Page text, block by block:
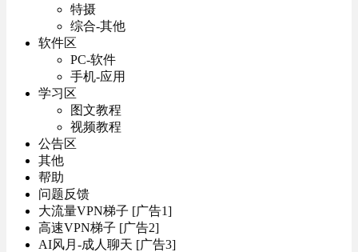
特摄
综合-其他
软件区
PC-软件
手机-应用
学习区
图文教程
视频教程
公告区
其他
帮助
问题反馈
大流量VPN梯子 [广告1]
高速VPN梯子 [广告2]
AI风月-成人聊天 [广告3]